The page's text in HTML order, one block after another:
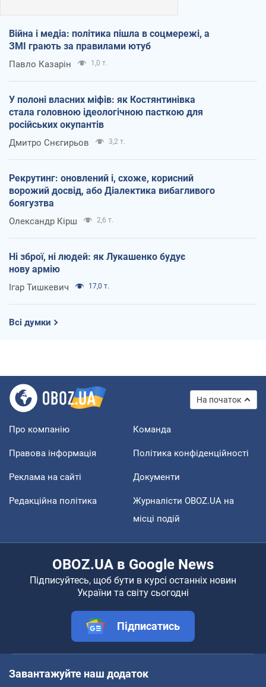
Війна і медіа: політика пішла в соцмережі, а
ЗМІ грають за правилами ютуб
Павло Казарін 1,0 т.
У полоні власних міфів: як Костянтинівка
стала головною ідеологічною пасткою для
російських окупантів
Дмитро Снєгирьов 3,2 т.
Рекрутинг: оновлений і, схоже, корисний
ворожий досвід, або Діалектика вибагливого
боягузтва
Олександр Кірш 2,6 т.
Ні зброї, ні людей: як Лукашенко будує
нову армію
Ігар Тишкевич 17,0 т.
Всі думки
На початок
Про компанію Команда
Правова інформація Політика конфіденційності
Реклама на сайті Документи
Редакційна політика
Журналісти OBOZ.UA на
місці подій
OBOZ.UA в Google News
Підписуйтесь, щоб бути в курсі останніх новин
України та світу сьогодні
Підписатись
Завантажуйте наш додаток